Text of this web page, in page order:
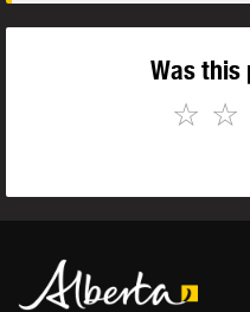
Was this
☆
☆